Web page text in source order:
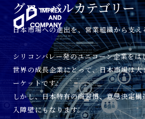
私たちについて
会社情報
グローバルカテゴリー
日本市場への進出を、営業組織から支え
シリコンバレー発のユニコーン企業をは
世界の成長企業にとって、日本市場は
ーケットです。
しかし、日本特有の商習慣、意思決定
入障壁にもなります。